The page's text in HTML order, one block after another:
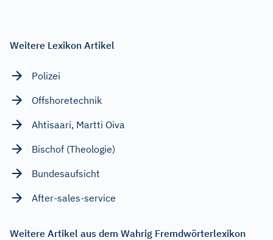
Weitere Lexikon Artikel
Polizei
Offshoretechnik
Ahtisaari, Martti Oiva
Bischof (Theologie)
Bundesaufsicht
After-sales-service
Weitere Artikel aus dem Wahrig Fremdwörterlexikon